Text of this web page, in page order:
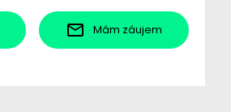
Mám záujem